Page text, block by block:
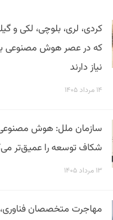
کردی، لری، بلوچی، لکی و
که در عصر هوش مصنوعی
نیاز دارند
۱۴ مرداد ۱۴۰۵
سازمان ملل: هوش
شکاف توسعه را عمیق‌تر
۱۳ مرداد ۱۴۰۵
مهاجرت متخصصان